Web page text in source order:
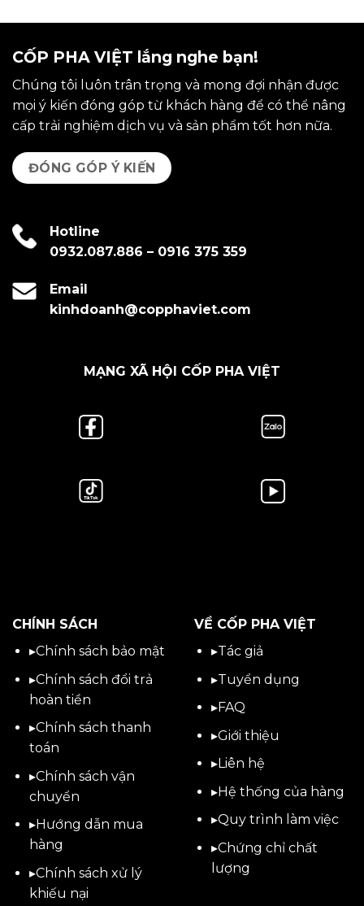
CỐP PHA VIỆT lắng nghe bạn!
Chúng tôi luôn trân trọng và mong đợi nhận được
mọi ý kiến đóng góp từ khách hàng để có thể nâng
cấp trải nghiệm dịch vụ và sản phẩm tốt hơn nữa.
ĐÓNG GÓP Ý KIẾN
Hotline
0932.087.886 – 0916 375 359
Email
kinhdoanh@copphaviet.com
MẠNG XÃ HỘI CỐP PHA VIỆT
CHÍNH SÁCH
▸Chính sách bảo mật
▸Chính sách đổi trả
hoàn tiền
▸Chính sách thanh
toán
▸Chính sách vận
chuyển
▸Hướng dẫn mua
hàng
▸Chính sách xử lý
khiếu nại
VỀ CỐP PHA VIỆT
▸Tác giả
▸Tuyển dụng
▸FAQ
▸Giới thiệu
▸Liên hệ
▸Hệ thống của hàng
▸Quy trình làm việc
▸Chứng chỉ chất
lượng